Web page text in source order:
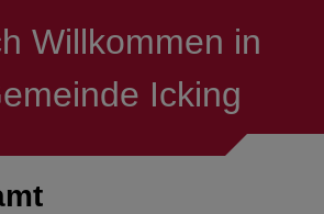
Willkommen in
Icking